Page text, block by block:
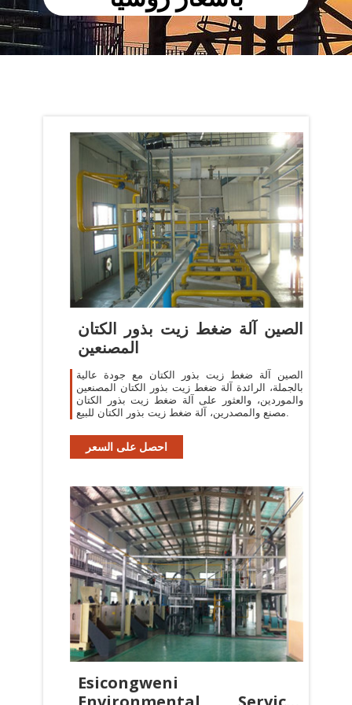
الصين آلة ضغط زيت بذور الكتان
المصنعين
الصين آلة ضغط زيت بذور الكتان مع جودة عالية
بالجملة، الرائدة آلة ضغط زيت بذور الكتان المصنعين
والموردين، والعثور على آلة ضغط زيت بذور الكتان
مصنع والمصدرين، آلة ضغط زيت بذور الكتان للبيع.
احصل على السعر
Esicongweni